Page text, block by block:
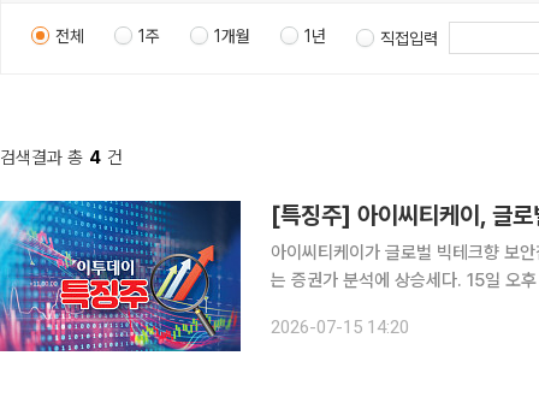
전체 1주 1개월 1년 직접입력
검색결과 총 4 건
[특징주] 아이씨티케이, 글
아이씨티케이가 글로벌 빅테크향 보
는 증권가 분석에 상승세다. 15일 오후 2시 19분 현재 아이씨티케이는 전일 대비 1590원
보안칩 공급이 본격화되면서 하반기
2026-07-15 14:20